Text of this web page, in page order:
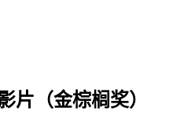
片（金棕榈奖）